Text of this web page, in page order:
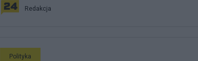
Redakcja
Polityka